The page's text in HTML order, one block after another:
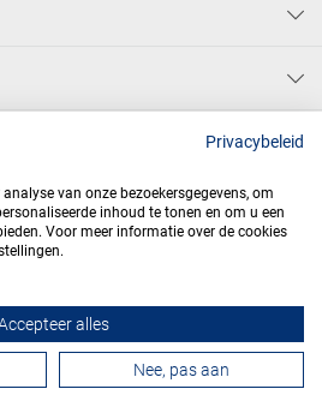
Privacy Webdesign
Contactformulier
Privacybeleid
van onze bezoekersgegevens, om
inhoud te tonen en om u een
Voor meer informatie over de cookies
alles
Nee, pas aan